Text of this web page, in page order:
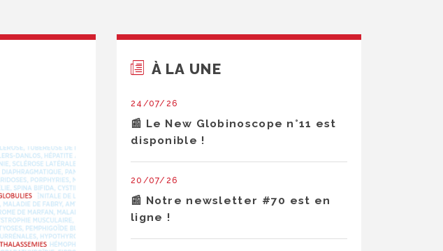
À LA UNE
24/07/26
📰 Le New Globinoscope n°11 est
disponible !
20/07/26
📰 Notre newsletter #70 est en
ligne !